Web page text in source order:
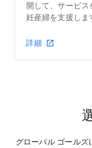
開して、サービ
妊産婦を支援しま
詳細
グローバル ゴールズ